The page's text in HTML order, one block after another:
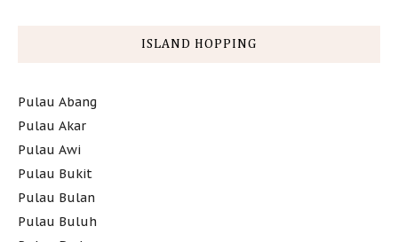
ISLAND HOPPING
Pulau Abang
Pulau Akar
Pulau Awi
Pulau Bukit
Pulau Bulan
Pulau Buluh